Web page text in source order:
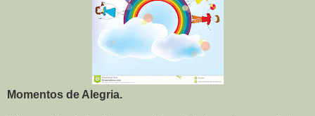
Momentos de Alegria.